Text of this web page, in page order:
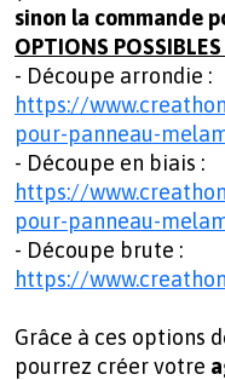
sinon la commande
OPTIONS POSSIBLES
- Découpe arrondie :
https://
pour-panneau-
- Découpe en biais :
https://
pour-panneau-
- Découpe brute :
https://
Grâce à ces options
pourrez créer votre